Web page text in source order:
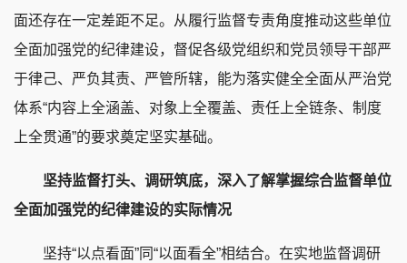
面还存在一定差距不足。从履行监督专责角度推动这些单位
全面加强党的纪律建设，督促各级党组织和党员领导干部严
于律己、严负其责、严管所辖，能为落实健全全面从严治党
体系“内容上全涵盖、对象上全覆盖、责任上全链条、制度
上全贯通”的要求奠定坚实基础。
坚持监督打头、调研筑底，深入了解掌握综合监督单位
全面加强党的纪律建设的实际情况
坚持“以点看面”同“以面看全”相结合。在实地监督调研